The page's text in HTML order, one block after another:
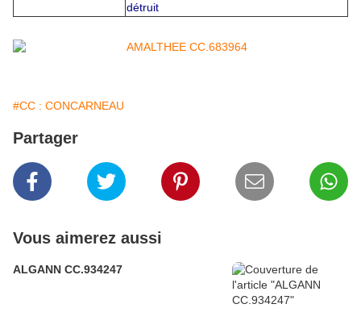
détruit
#CC : CONCARNEAU
Partager
Vous aimerez aussi
ALGANN CC.934247